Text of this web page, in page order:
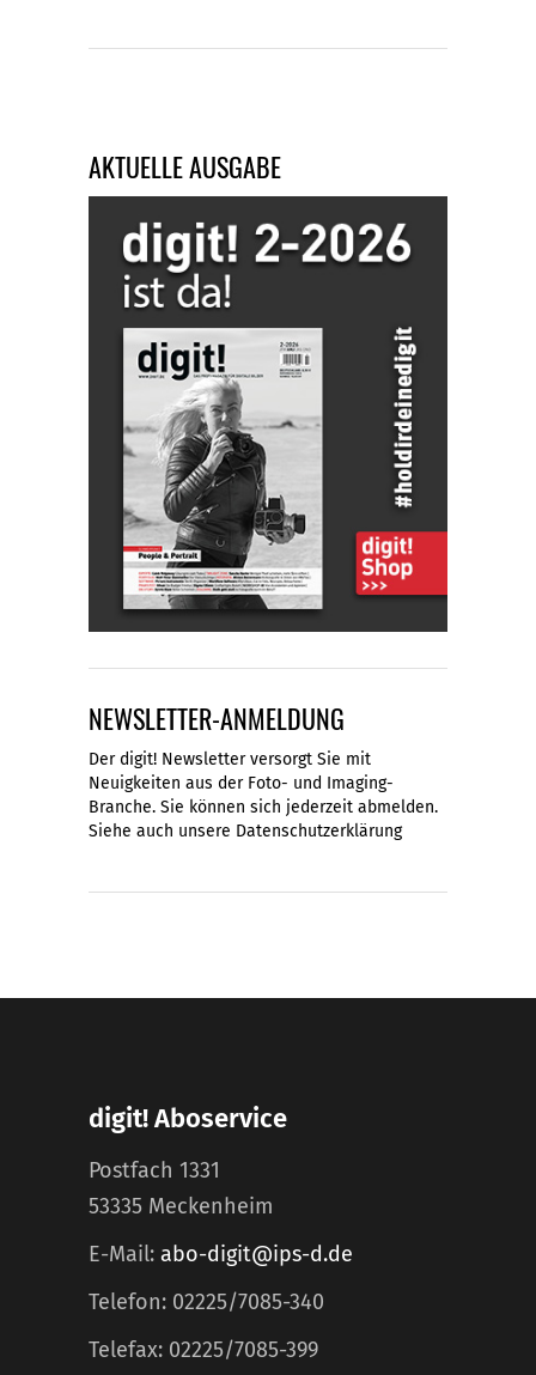
AKTUELLE AUSGABE
NEWSLETTER-ANMELDUNG
Der digit! Newsletter versorgt Sie mit
Neuigkeiten aus der Foto- und Imaging-
Branche. Sie können sich jederzeit abmelden.
Siehe auch unsere Datenschutzerklärung
digit! Aboservice
Postfach 1331
53335 Meckenheim
E-Mail: abo-digit@ips-d.de
Telefon: 02225/7085-340
Telefax: 02225/7085-399